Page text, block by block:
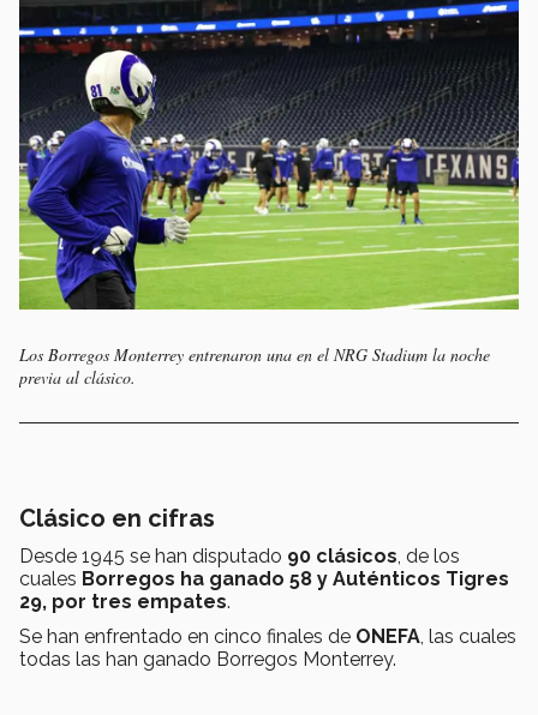
Los Borregos Monterrey entrenaron una en el NRG Stadium la noche
previa al clásico.
Clásico en cifras
Desde 1945 se han disputado 90 clásicos , de los
cuales Borregos ha ganado 58 y Auténticos Tigres
29, por tres empates.
Se han enfrentado en cinco finales de ONEFA , las cuales
todas las han ganado Borregos Monterrey.